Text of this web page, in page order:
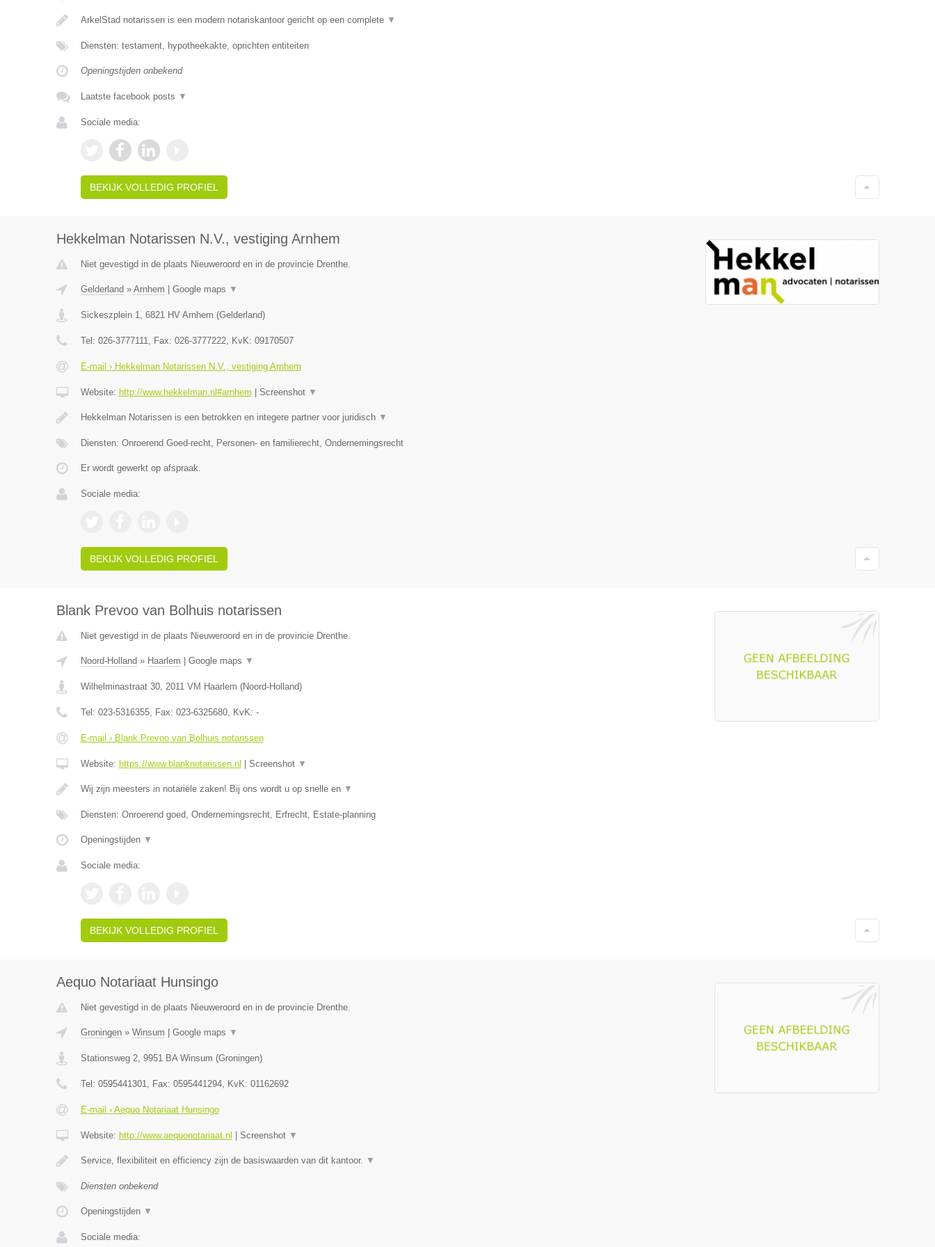
ArkelStad notarissen is een modern notariskantoor gericht op een complete ▼
Diensten: testament, hypotheekakte, oprichten entiteiten
Openingstijden onbekend
Laatste facebook posts ▼
Sociale media:
BEKIJK VOLLEDIG PROFIEL
Hekkelman Notarissen N.V., vestiging Arnhem
Niet gevestigd in de plaats Nieuweroord en in de provincie Drenthe.
Gelderland » Arnhem Google maps ▼
Sickeszplein 1, 6821 HV Arnhem (Gelderland)
Tel: 026-3777111, Fax: 026-3777222, KvK: 09170507
E-mail › Hekkelman Notarissen N.V., vestiging Arnhem
Website: http://www.hekkelman.nl#arnhem Screenshot ▼
Hekkelman Notarissen is een betrokken en integere partner voor juridisch ▼
Diensten: Onroerend Goed-recht, Personen- en familierecht, Ondernemingsrecht
Er wordt gewerkt op afspraak.
Sociale media:
BEKIJK VOLLEDIG PROFIEL
Blank Prevoo van Bolhuis notarissen
Niet gevestigd in de plaats Nieuweroord en in de provincie Drenthe.
Noord-Holland » Haarlem Google maps ▼
Wilhelminastraat 30, 2011 VM Haarlem (Noord-Holland)
Tel: 023-5316355, Fax: 023-6325680, KvK: -
E-mail › Blank Prevoo van Bolhuis notarissen
Website: https://www.blanknotarissen.nl Screenshot ▼
Wij zijn meesters in notariële zaken! Bij ons wordt u op snelle en ▼
Diensten: Onroerend goed, Ondernemingsrecht, Erfrecht, Estate-planning
Openingstijden ▼
Sociale media:
BEKIJK VOLLEDIG PROFIEL
Aequo Notariaat Hunsingo
Niet gevestigd in de plaats Nieuweroord en in de provincie Drenthe.
Groningen» Winsum Google maps ▼
Stationsweg 2, 9951 BA Winsum (Groningen)
Tel: 0595441301, Fax: 0595441294, KvK: 01162692
E-mail › Aequo Notariaat Hunsingo
Website: http://www.aequonotariaat.nl Screenshot ▼
Service, flexibiliteit en efficiency zijn de basiswaarden van dit kantoor. ▼
Diensten onbekend
Openingstijden ▼
Sociale media: